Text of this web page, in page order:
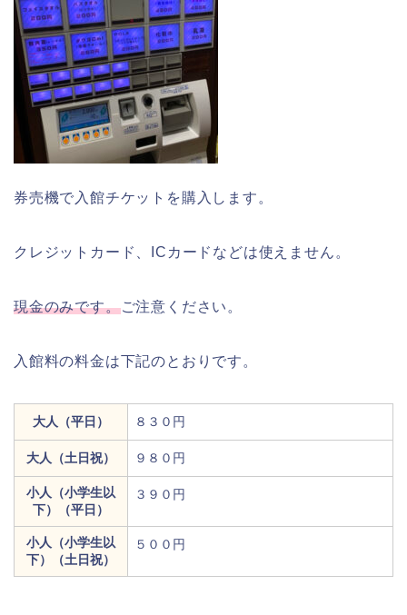
券売機で入館チケットを購入します。
クレジットカード、ICカードなどは使えません。
現金のみです。ご注意ください。
入館料の料金は下記のとおりです。
大人（平日） ８３０円
大人（土日祝） ９８０円
小人（小学生以
下）（平日）
３９０円
小人（小学生以
下）（土日祝）
５００円